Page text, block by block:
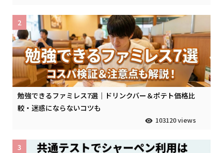
勉強できるファミレス7選｜ドリンクバー＆ポテト価格比
較・迷惑にならないコツも
103120 views
2
3